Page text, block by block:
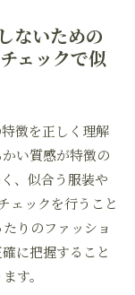
ないための
ェックで似
徴を正しく理解
い質感が特徴の
、似合う服装や
ェックを行うこと
りのファッショ
に把握すること
す。